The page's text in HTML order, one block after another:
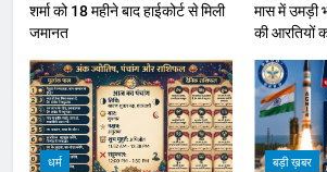
शर्मा को 18 महीने बाद हाईकोर्ट से मिली
जमानत
मास में उमड़ी
की आरतियों
धर्म बड़ी ख़बर